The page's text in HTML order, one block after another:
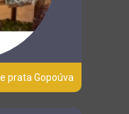
prata Gopoúva